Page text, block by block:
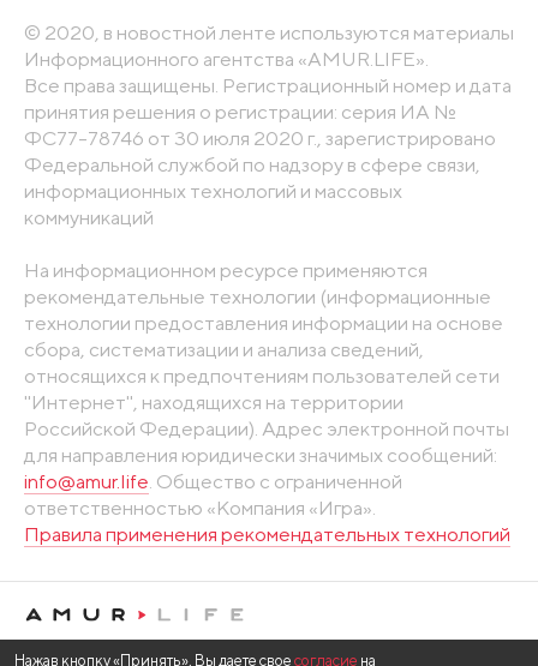
© 2020, в новостной ленте используются материалы
Информационного агентства «AMUR.LIFE».
Все права защищены. Регистрационный номер и дата
принятия решения о регистрации: серия ИА №
ФС77-78746 от 30 июля 2020 г., зарегистрировано
Федеральной службой по надзору в сфере связи,
информационных технологий и массовых
коммуникаций
На информационном ресурсе применяются
рекомендательные технологии (информационные
технологии предоставления информации на основе
сбора, систематизации и анализа сведений,
относящихся к предпочтениям пользователей сети
"Интернет", находящихся на территории
Российской Федерации). Адрес электронной почты
для направления юридически значимых сообщений:
info@amur.life. Общество с ограниченной
ответственностью «Компания «Игра».
Правила применения рекомендательных технологий
Нажав кнопку «Принять», Вы даете свое согласие на